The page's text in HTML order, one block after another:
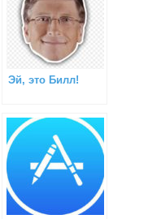
Эй, это Билл!